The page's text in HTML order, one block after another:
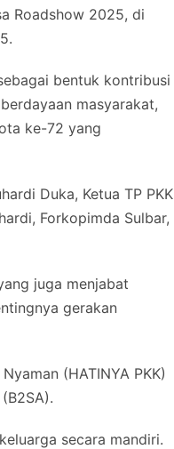
Roadshow 2025, di
bentuk kontribusi
masyarakat,
ke-72 yang
Duka, Ketua TP PKK
Forkopimda Sulbar,
juga menjabat
gerakan
(HATINYA PKK)
secara mandiri.